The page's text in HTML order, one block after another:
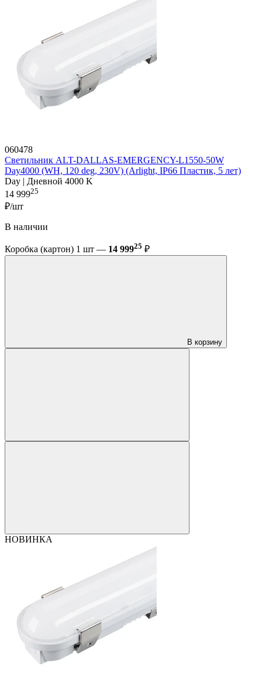
060478
Светильник ALT-DALLAS-EMERGENCY-L1550-50W
Day4000 (WH, 120 deg, 230V) (Arlight, IP66 Пластик, 5 лет)
Day | Дневной 4000 K
14 99925
₽/шт
В наличии
Коробка (картон) 1 шт — 14 99925 ₽
В корзину
НОВИНКА